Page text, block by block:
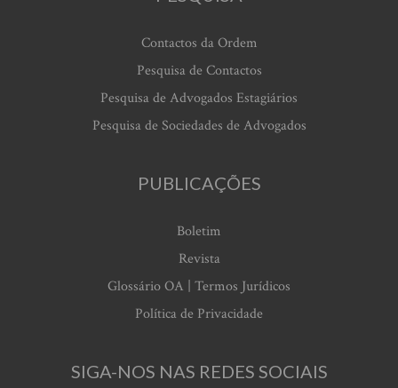
Contactos da Ordem
Pesquisa de Contactos
Pesquisa de Advogados Estagiários
Pesquisa de Sociedades de Advogados
PUBLICAÇÕES
Boletim
Revista
Glossário OA | Termos Jurídicos
Política de Privacidade
SIGA-NOS NAS REDES SOCIAIS